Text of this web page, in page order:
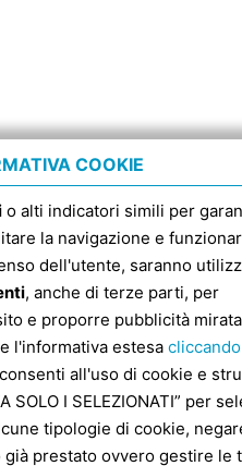
COOKIE
o alti indicatori simili per
la navigazione e
dell'utente, saranno
, anche di terze parti, per
e proporre pubblicità
l'informativa estesa
all'uso di cookie e
SOLO I SELEZIONATI” per
tipologie di cookie,
prestato ovvero gestire le